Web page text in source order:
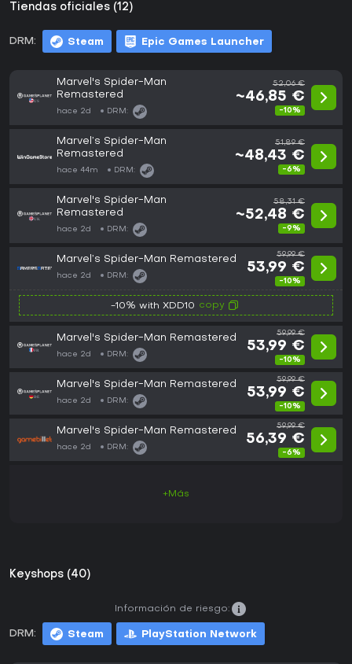
Tiendas oficiales (12)
DRM: Steam Epic Games Launcher
Marvel's Spider-Man
Remastered
hace 2d DRM:
52,06 €
~46,85 €
-10%
Marvel’s Spider-Man
Remastered
hace 44m DRM:
51,89 €
~48,43 €
-6%
Marvel's Spider-Man
Remastered
hace 2d DRM:
58,31 €
~52,48 €
-9%
Marvel’s Spider-Man Remastered
hace 2d DRM:
59,99 €
53,99 €
-10%
-10% with XDD10 copy
Marvel's Spider-Man Remastered
hace 2d DRM:
59,99 €
53,99 €
-10%
Marvel's Spider-Man Remastered
hace 2d DRM:
59,99 €
53,99 €
-10%
Marvel's Spider-Man Remastered
hace 2d DRM:
59,99 €
56,39 €
-6%
+Más
Keyshops (40)
DRM: Steam PlayStation Network
Información de riesgo: